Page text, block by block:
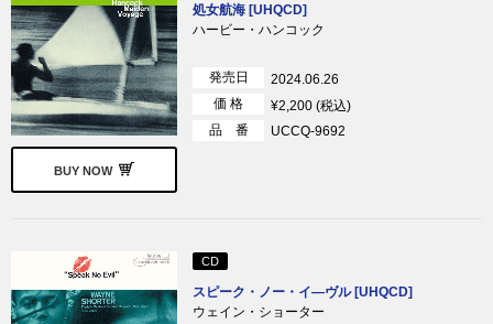
BUY NOW
処女航海 [UHQCD]
ハービー・ハンコック
発売日
2024.06.26
価 格
¥2,200 (税込)
品 番
UCCQ-9692
CD
スピーク・ノー・イ―ヴル [UHQCD]
ウェイン・ショーター